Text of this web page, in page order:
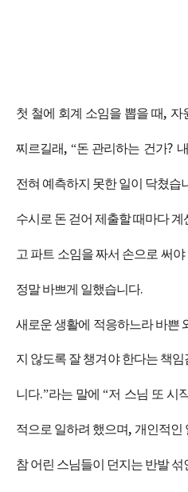
첫 철에 회계 소임을 뽑을 때, 자
찌르길래, “돈 관리하는 건가?
전혀 예측하지 못한 일이 닥쳤습
수시로 돈 걷어 제출할 때마다
고 파트 소임을 짜서 손으로 써야
정말 바쁘게 일했습니다.
새로운 생활에 적응하느라 바쁜
지 않도록 잘 챙겨야 한다는 책
니다.”라는 말에“저 스님 또 시
적으로 일하려 했으며, 개인적인
참 어린 스님들이 던지는 반발